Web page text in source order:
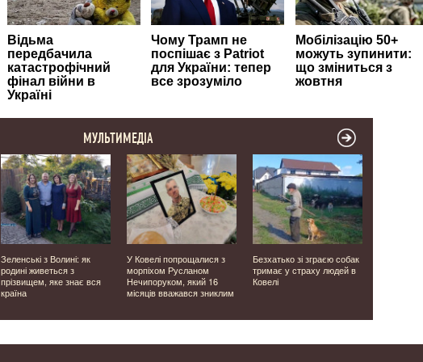
МУЛЬТИМЕДІА
Зеленські з Волині: як
родині живеться з
прізвищем, яке знає вся
країна
У Ковелі попрощалися з
морпіхом Русланом
Нечипоруком, який 16
місяців вважався зниклим
Безхатько зі зграєю собак
тримає у страху людей в
Ковелі